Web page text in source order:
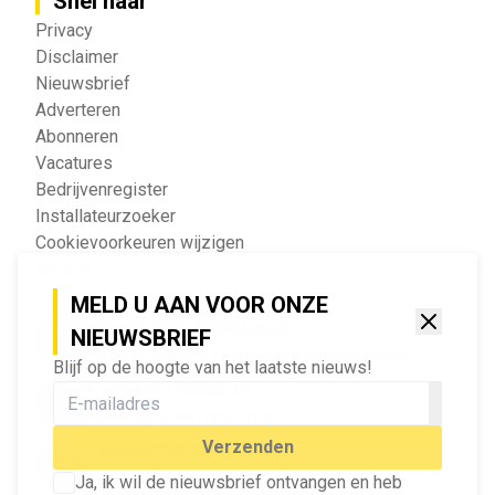
MELD U AAN VOOR ONZE
NIEUWSBRIEF
Blijf op de hoogte van het laatste nieuws!
Verzenden
Ja, ik wil de nieuwsbrief ontvangen en heb
Privacy
Disclaimer
Nieuwsbrief
Adverteren
Abonneren
Vacatures
Bedrijvenregister
Installateurzoeker
Cookievoorkeuren wijzigen
Geef ons feedback
Vertel ons wat je van onze website vindt.
Geef tips aan ons door.
Adverteren
Bekijk hier de mogelijkheden.